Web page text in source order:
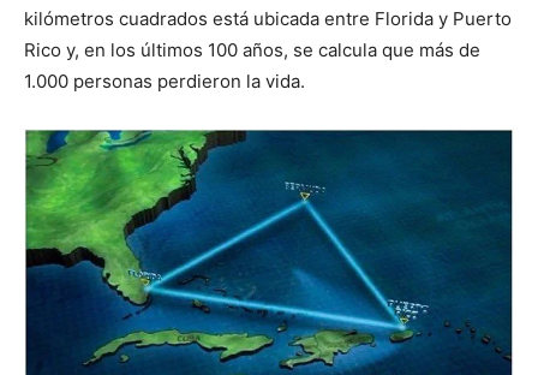
kilómetros cuadrados está ubicada entre Florida y Puerto
Rico y, en los últimos 100 años, se calcula que más de
1.000 personas perdieron la vida.